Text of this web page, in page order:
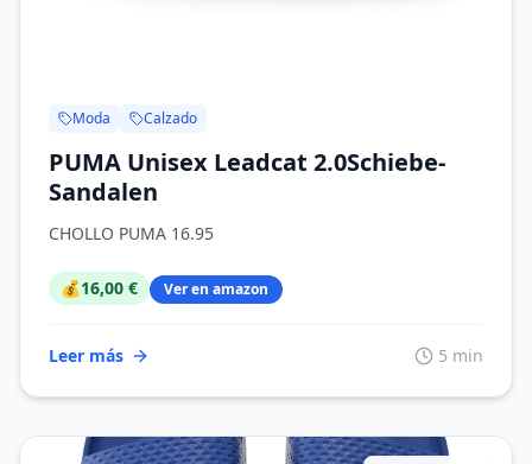
Moda Calzado
PUMA Unisex Leadcat 2.0Schiebe-
Sandalen
CHOLLO PUMA 16.95
💰16,00 € Ver en amazon
Leer más 5 min